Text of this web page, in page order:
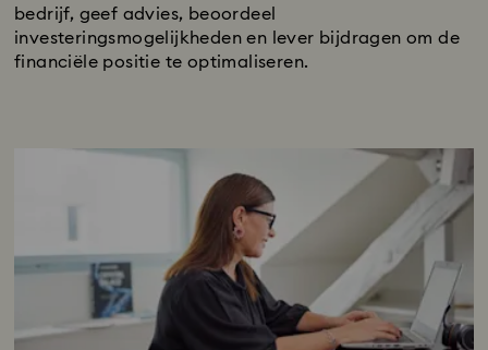
bedrijf, geef advies, beoordeel
investeringsmogelijkheden en lever bijdragen om de
financiële positie te optimaliseren.